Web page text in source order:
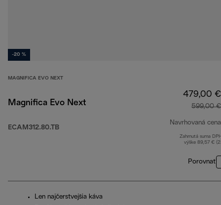
-20 %
MAGNIFICA EVO NEXT
Magnifica Evo Next
ECAM312.80.TB
479,00 €
599,00 €
Navrhovaná cena
Zahrnutá suma
výške 89,57 €
Porovnať
Len najčerstvejšia káva